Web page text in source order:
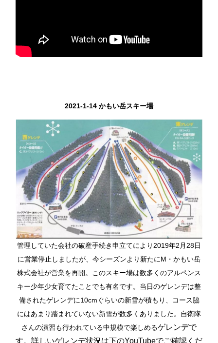
2021-1-14 かもい岳スキー場
管理していた会社の破産手続き申立てにより2019年2月28日
に営業停止しましたが、今シーズンより新たにM・かもい岳
株式会社が営業を再開。このスキー場は数多くのアルペンス
キー少年少女育てたことでも有名です。当日のゲレンデは整
備されたゲレンデに10cmぐらいの新雪が積もり、コース脇
にはあまり踏まれていない新雪が数多くありました。自衛隊
さんの演習も行われている中規模で楽しめるゲレンデで
す。詳しいゲレンデ状況は下のYouTubeでご確認くだ